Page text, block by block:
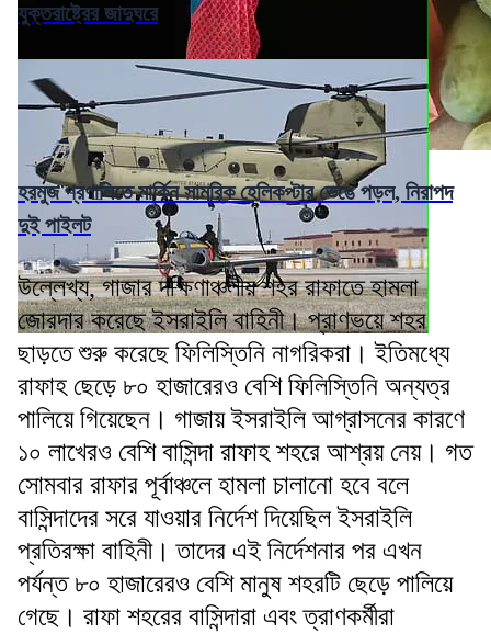
যুক্তরাষ্ট্রের জাদুঘরে
হরমুজ প্রণালিতে মার্কিন সামরিক হেলিকপ্টার ভেঙে পড়ল, নিরাপদ
দুই পাইলট
উল্লেখ্য, গাজার দক্ষিণাঞ্চলীয় শহর রাফাতে হামলা
জোরদার করেছে ইসরাইলি বাহিনী। প্রাণভয়ে শহর
ছাড়তে শুরু করেছে ফিলিস্তিনি নাগরিকরা। ইতিমধ্যে
রাফাহ ছেড়ে ৮০ হাজারেরও বেশি ফিলিস্তিনি অন্যত্র
পালিয়ে গিয়েছেন। গাজায় ইসরাইলি আগ্রাসনের কারণে
১০ লাখেরও বেশি বাসিন্দা রাফাহ শহরে আশ্রয় নেয়। গত
সোমবার রাফার পূর্বাঞ্চলে হামলা চালানো হবে বলে
বাসিন্দাদের সরে যাওয়ার নির্দেশ দিয়েছিল ইসরাইলি
প্রতিরক্ষা বাহিনী। তাদের এই নির্দেশনার পর এখন
পর্যন্ত ৮০ হাজারেরও বেশি মানুষ শহরটি ছেড়ে পালিয়ে
গেছে। রাফা শহরের বাসিন্দারা এবং ত্রাণকর্মীরা